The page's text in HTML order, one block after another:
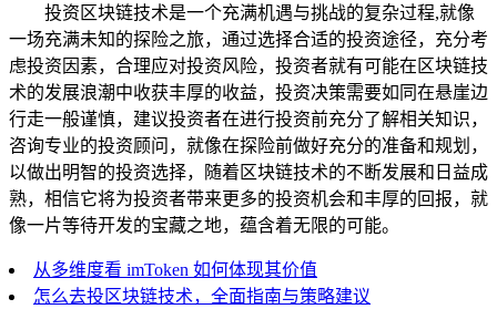
投资区块链技术是一个充满机遇与挑战的复杂过程,就像
一场充满未知的探险之旅，通过选择合适的投资途径，充分考
虑投资因素，合理应对投资风险，投资者就有可能在区块链技
术的发展浪潮中收获丰厚的收益，投资决策需要如同在悬崖边
行走一般谨慎，建议投资者在进行投资前充分了解相关知识，
咨询专业的投资顾问，就像在探险前做好充分的准备和规划，
以做出明智的投资选择，随着区块链技术的不断发展和日益成
熟，相信它将为投资者带来更多的投资机会和丰厚的回报，就
像一片等待开发的宝藏之地，蕴含着无限的可能。
从多维度看 imToken 如何体现其价值
怎么去投区块链技术，全面指南与策略建议